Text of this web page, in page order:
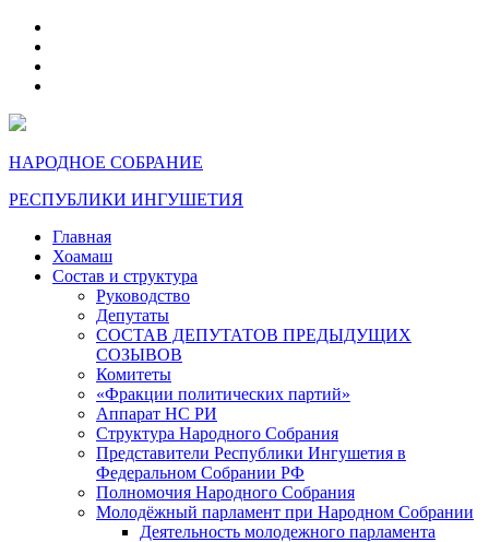
НАРОДНОЕ СОБРАНИЕ
РЕСПУБЛИКИ ИНГУШЕТИЯ
Главная
Хоамаш
Состав и структура
Руководство
Депутаты
СОСТАВ ДЕПУТАТОВ ПРЕДЫДУЩИХ
СОЗЫВОВ
Комитеты
«Фракции политических партий»
Аппарат НС РИ
Структура Народного Собрания
Представители Республики Ингушетия в
Федеральном Собрании РФ
Полномочия Народного Собрания
Молодёжный парламент при Народном Собрании
Деятельность молодежного парламента